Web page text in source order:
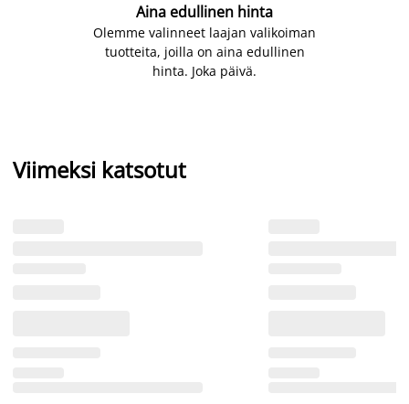
Aina edullinen hinta
Olemme valinneet laajan valikoiman
tuotteita, joilla on aina edullinen
hinta. Joka päivä.
Viimeksi katsotut